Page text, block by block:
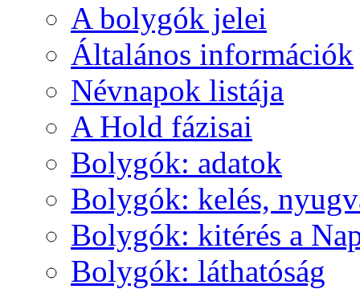
A boly­gók je­lei
Ál­ta­lá­nos in­for­má­ci­ók
Név­na­pok lis­tá­ja
A Hold fá­zi­sai
Boly­gók: ada­tok
Boly­gók: ke­lés,
Boly­gók: ki­té­rés a
Boly­gók: lát­ha­tó­ság